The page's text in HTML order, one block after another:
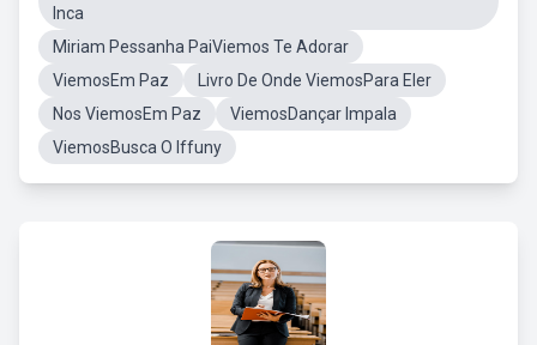
Inca
Miriam Pessanha PaiViemos Te Adorar
ViemosEm Paz
Livro De Onde ViemosPara Eler
Nos ViemosEm Paz
ViemosDançar Impala
ViemosBusca O Iffuny